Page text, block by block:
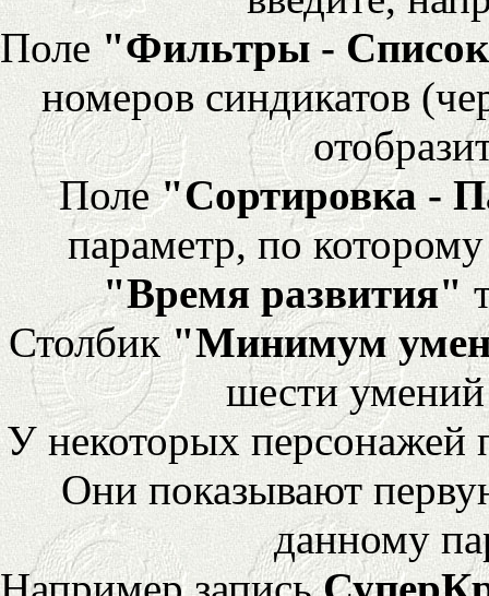
Поле "Фильтры -
номеров синдикатов
Поле"Сортировка -
параметр, по
"Время развития"
Столбик"Минимум
шести
У некоторых персонажей
Они показывают
данному